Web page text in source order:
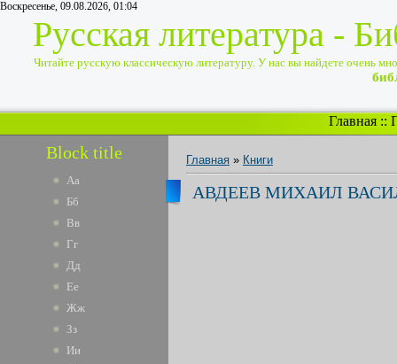
Воскресенье, 09.08.2026, 01:04
Русская литература -
Читайте русскую классическую литературу. У нас вы найдете очень
Главная ::
Block title
Аа
Бб
Вв
Гг
Дд
Ее
Жж
Зз
Ии
Главная » Книги
АВДЕЕВ МИХАИЛ